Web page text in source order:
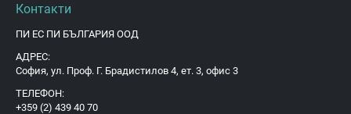
Контакти
ПИ ЕС ПИ БЪЛГАРИЯ ООД
АДРЕС:
София, ул. Проф. Г. Брадистилов 4, ет. 3, офис 3
ТЕЛЕФОН:
+359 (2) 439 40 70